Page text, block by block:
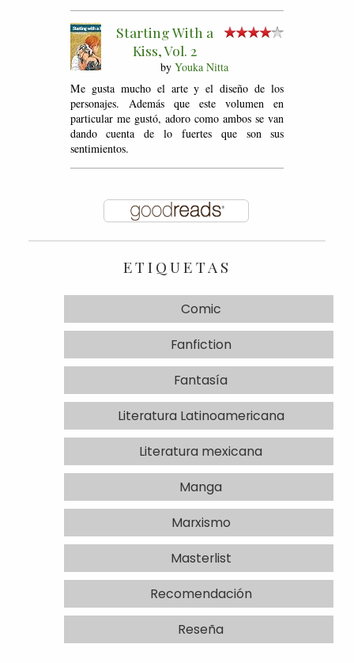
Starting With a
Kiss, Vol. 2
by Youka Nitta
Me gusta mucho el arte y el diseño de los
personajes. Además que este volumen en
particular me gustó, adoro como ambos se van
dando cuenta de lo fuertes que son sus
sentimientos.
ETIQUETAS
Comic
Fanfiction
Fantasía
Literatura Latinoamericana
Literatura mexicana
Manga
Marxismo
Masterlist
Recomendación
Reseña